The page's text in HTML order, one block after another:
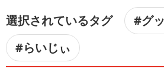
選択されているタグ #グ
#らいじぃ